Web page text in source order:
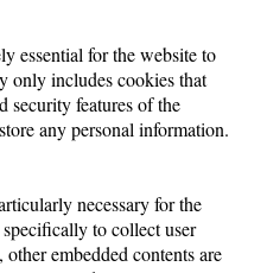
essential for the website to
only includes cookies that
security features of the
any personal information.
necessary for the
to collect user
embedded contents are